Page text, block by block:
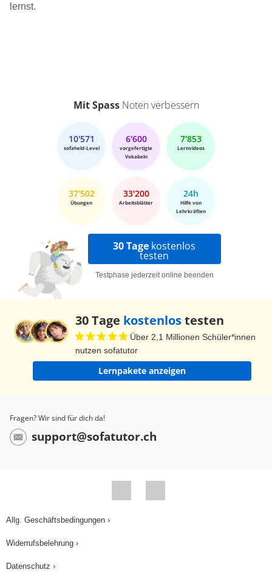
lernst.
Mit SpassNoten verbessern
10'571
sofaheld-Level
6'600
vorgefertigte
Vokabeln
7'853
Lernvideos
37'502
Übungen
33'200
Arbeitsblätter
24h
Hilfe von
Lehrkräften
30 Tage kostenlos
testen
Testphase jederzeit online beenden
30 Tage kostenlostesten
Über 2,1 Millionen Schüler*innen
nutzen sofatutor
Lernpakete anzeigen
Fragen? Wir sind für dich da!
support@sofatutor.ch
Allg. Geschäftsbedingungen ›
Widerrufsbelehrung ›
Datenschutz ›